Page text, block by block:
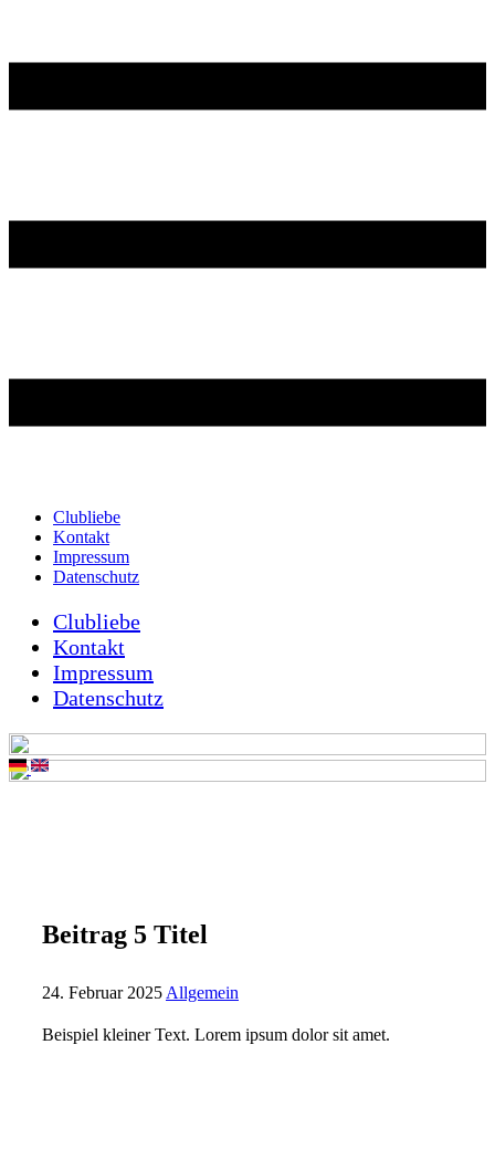
Clubliebe
Kontakt
Impressum
Datenschutz
Clubliebe
Kontakt
Impressum
Datenschutz
Beitrag 5 Titel
24. Februar 2025 Allgemein
Beispiel kleiner Text. Lorem ipsum dolor sit amet.